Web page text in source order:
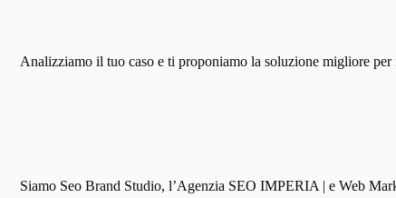
Analizziamo il tuo caso e ti proponiamo la soluzione migliore
Siamo Seo Brand Studio, l’Agenzia SEO IMPERIA | e Web